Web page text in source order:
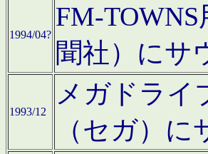
1994/04?
FM-
聞社）にサ
1993/12
メガドライ
（セガ）